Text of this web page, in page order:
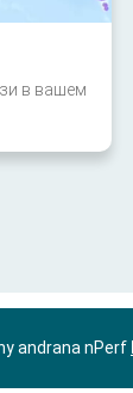
в вашем
andrana nPerf